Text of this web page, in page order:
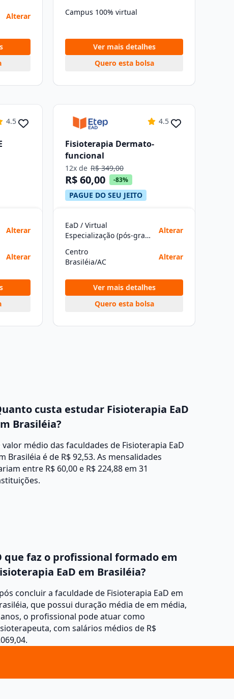
Alterar Campus 100% virtual
Ver mais detalhes
Quero esta bolsa
4.5
Alterar
Alterar
4.5
Fisioterapia Dermato-
funcional
12x de R$ 349,00
R$ 60,00 -83%
PAGUE DO SEU JEITO
EaD / Virtual
Especialização (pós-graduação)
Alterar
Centro
Brasiléia/AC
Alterar
Ver mais detalhes
Quero esta bolsa
custa estudar Fisioterapia EaD
Brasiléia?
valor médio das faculdades de Fisioterapia EaD
Brasiléia é de R$ 92,53. As mensalidades
entre R$ 60,00 e R$ 224,88 em 31
que faz o profissional formado em
EaD em Brasiléia?
concluir a faculdade de Fisioterapia EaD em
que possui duração média de em média,
o profissional pode atuar como
com salários médios de R$